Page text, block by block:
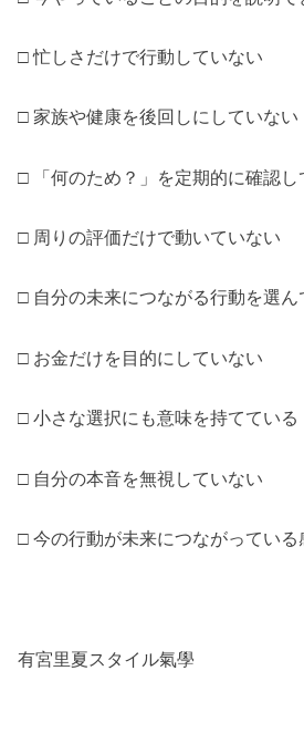
□ 忙しさだけで行動していない
□ 家族や健康を後回しにしていない
□ 「何のため？」を定期的に確認し
□ 周りの評価だけで動いていない
□ 自分の未来につながる行動を選ん
□ お金だけを目的にしていない
□ 小さな選択にも意味を持てている
□ 自分の本音を無視していない
□ 今の行動が未来につながっている
有宮里夏スタイル氣學